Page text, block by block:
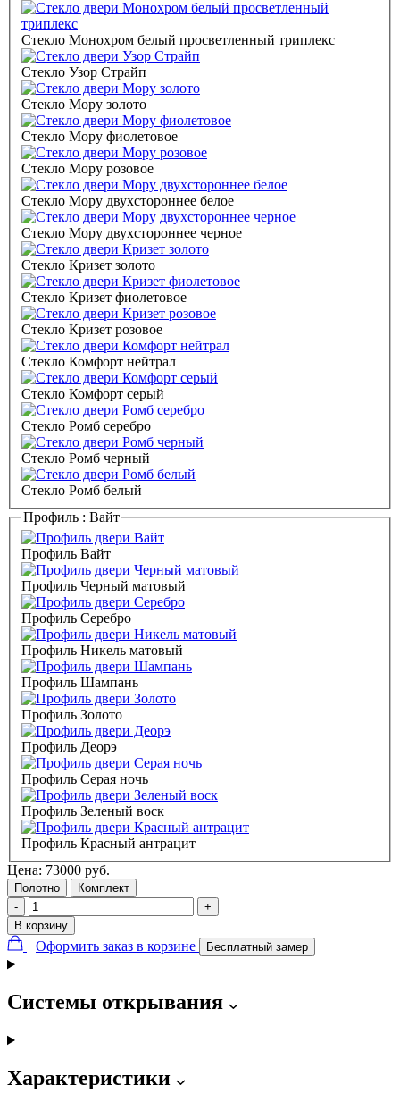
Стекло Монохром белый просветленный триплекс
Стекло Узор Страйп
Стекло Мору золото
Стекло Мору фиолетовое
Стекло Мору розовое
Стекло Мору двухстороннее белое
Стекло Мору двухстороннее черное
Стекло Кризет золото
Стекло Кризет фиолетовое
Стекло Кризет розовое
Стекло Комфорт нейтрал
Стекло Комфорт серый
Стекло Ромб серебро
Стекло Ромб черный
Стекло Ромб белый
Профиль : Вайт
Профиль Вайт
Профиль Черный матовый
Профиль Серебро
Профиль Никель матовый
Профиль Шампань
Профиль Золото
Профиль Деорэ
Профиль Серая ночь
Профиль Зеленый воск
Профиль Красный антрацит
Цена: 73000 руб.
Полотно
Комплект
-
+
В корзину
Оформить заказ в корзине Бесплатный замер
Системы открывания
Характеристики